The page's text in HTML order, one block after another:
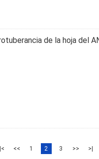
de la hoja del
|< << 1 2 3 >> >|